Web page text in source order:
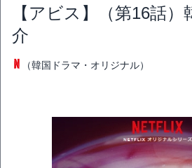
【アビス】（第16話
介
（韓国ドラマ・オリジナル）